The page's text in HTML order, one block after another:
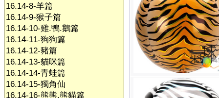
16.14-8-羊篇
16.14-9-猴子篇
16.14-10-雞.鴨.鵝篇
16.14-11-狗狗篇
16.14-12-豬篇
16.14-13-貓咪篇
16.14-14-青蛙篇
16.14-15-獨角仙
16.14-16-熊熊.熊貓篇